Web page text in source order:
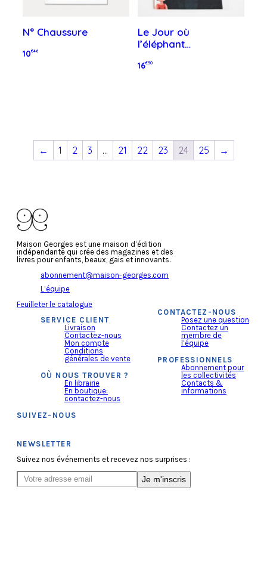
N° Chaussure
10€46
Le Jour où
l’éléphant…
16€50
← 1 2 3 … 21 22 23 24 25 →
Maison Georges est une maison d’édition
indépendante qui crée des magazines et des
livres pour enfants, beaux, gais et innovants.
abonnement@maison-georges.com
L’équipe
Feuilleter le catalogue
SERVICE CLIENT
Livraison
Contactez-nous
Mon compte
Conditions
générales de vente
OÙ NOUS TROUVER ?
En librairie
En boutique:
contactez-nous
CONTACTEZ-NOUS
Posez une question
Contactez un
membre de
l’équipe
PROFESSIONNELS
Abonnement pour
les collectivités
Contacts &
informations
SUIVEZ-NOUS
NEWSLETTER
Suivez nos événements et recevez nos surprises :
Je m'inscris